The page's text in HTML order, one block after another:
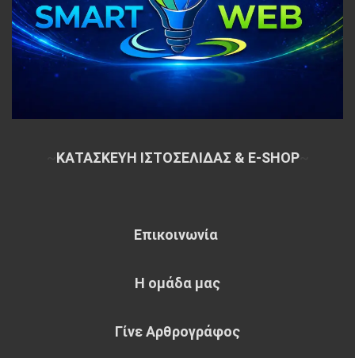
ΚΑΤΑΣΚΕΥΗ ΙΣΤΟΣΕΛΙΔΑΣ & E-SHOP~
Επικοινωνία
Η ομάδα μας
Γίνε Αρθρογράφος